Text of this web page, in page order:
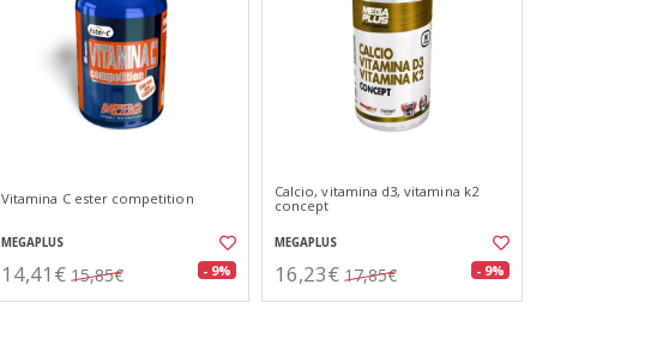
Vitamina C ester competition
MEGAPLUS
14,41€ 15,85€ - 9%
Calcio, vitamina d3, vitamina k2
concept
MEGAPLUS
16,23€ 17,85€ - 9%